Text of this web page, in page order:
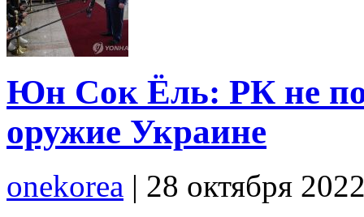
Юн Сок Ёль: РК не
оружие Украине
onekorea | 28 октября